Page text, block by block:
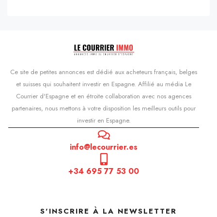
Ce site de petites annonces est dédié aux acheteurs français, belges
et suisses qui souhaitent investir en Espagne. Affilié au média Le
Courrier d'Espagne et en étroite collaboration avec nos agences
partenaires, nous mettons à votre disposition les meilleurs outils pour
investir en Espagne.
info@lecourrier.es
+34 695 77 53 00
S'INSCRIRE À LA NEWSLETTER